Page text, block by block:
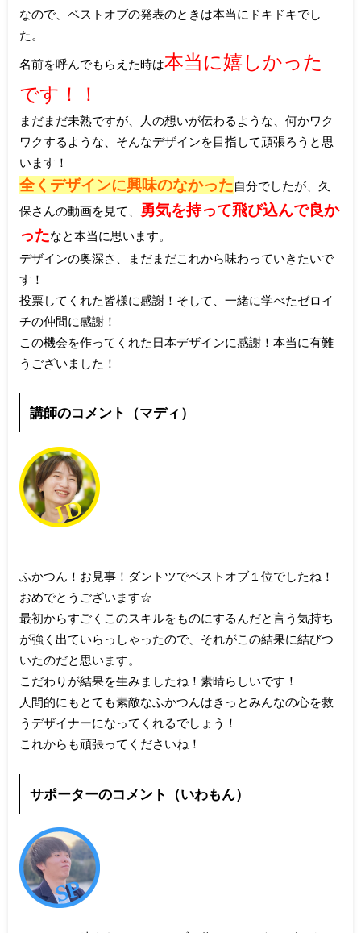
なので、ベストオブの発表のときは本当にドキドキでし
た。
名前を呼んでもらえた時は本当に嬉しかった
です！！
まだまだ未熟ですが、人の想いが伝わるような、何かワク
ワクするような、そんなデザインを目指して頑張ろうと思
います！
全くデザインに興味のなかった自分でしたが、久
保さんの動画を見て、
勇気を持って飛び込んで良か
ったなと本当に思います。
デザインの奥深さ、まだまだこれから味わっていきたいで
す！
投票してくれた皆様に感謝！そして、一緒に学べたゼロイ
チの仲間に感謝！
この機会を作ってくれた日本デザインに感謝！本当に有難
うございました！
講師のコメント（マディ）
ふかつん！お見事！ダントツでベストオブ１位でしたね！
おめでとうございます☆
最初からすごくこのスキルをものにするんだと言う気持ち
が強く出ていらっしゃったので、それがこの結果に結びつ
いたのだと思います。
こだわりが結果を生みましたね！素晴らしいです！
人間的にもとても素敵なふかつんはきっとみんなの心を救
うデザイナーになってくれるでしょう！
これからも頑張ってくださいね！
サポーターのコメント（いわもん）